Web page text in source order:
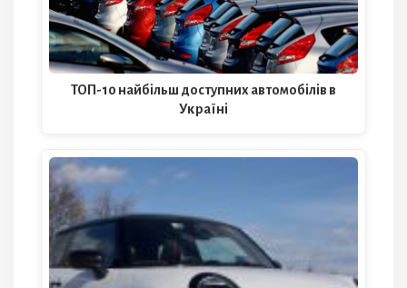
ТОП-10 найбільш доступних автомобілів в
Україні